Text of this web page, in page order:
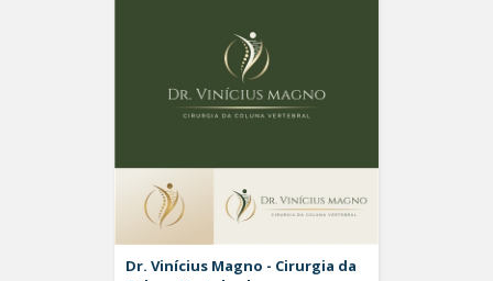
Dr. Vinícius Magno - Cirurgia da